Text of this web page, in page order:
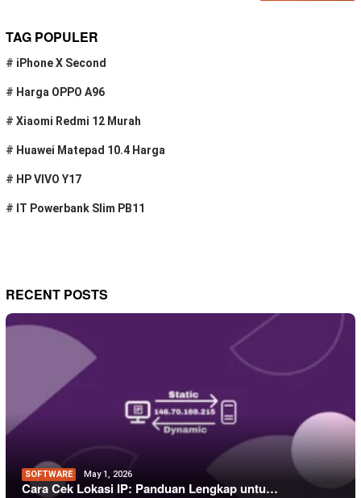
TAG POPULER
# iPhone X Second
# Harga OPPO A96
# Xiaomi Redmi 12 Murah
# Huawei Matepad 10.4 Harga
# HP VIVO Y17
# IT Powerbank Slim PB11
RECENT POSTS
SOFTWARE May 1, 2026
Cara Cek Lokasi IP: Panduan Lengkap untu…